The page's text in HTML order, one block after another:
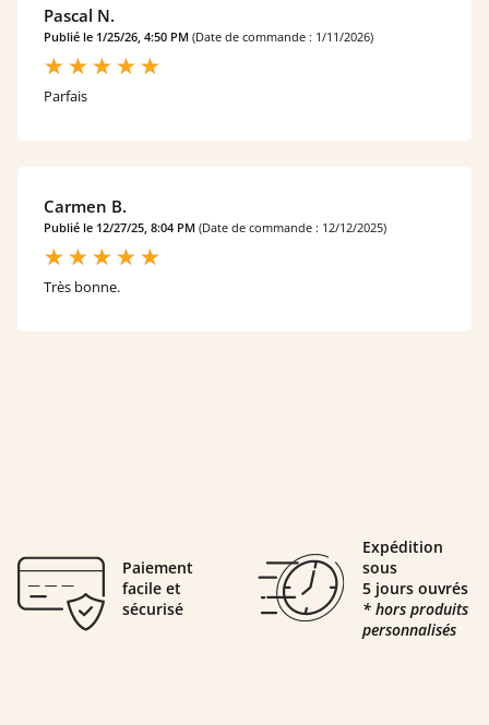
Pascal N.
Publié le 1/25/26, 4:50 PM (Date de commande : 1/11/2026)
Parfais
Carmen B.
Publié le 12/27/25, 8:04 PM (Date de commande : 12/12/2025)
Très bonne.
Paiement
facile et
sécurisé
Expédition
sous
5 jours ouvrés
* hors produits
personnalisés